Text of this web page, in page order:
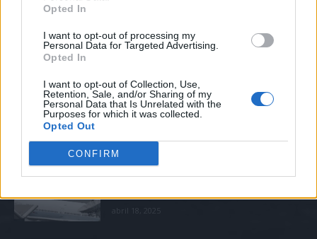
Opted In
I want to opt-out of processing my
Personal Data for Targeted Advertising.
Opted In
I want to opt-out of Collection, Use,
Retention, Sale, and/or Sharing of my
Personal Data that Is Unrelated with the
Purposes for which it was collected.
Opted Out
CONFIRM
Elon Musk possuía um estilo
abril 29, 2025
TOP TRENDS
Cathay Pacific foi alvo de uma violação
de dados que afetou 9,4 milhões de
abril 18, 2025